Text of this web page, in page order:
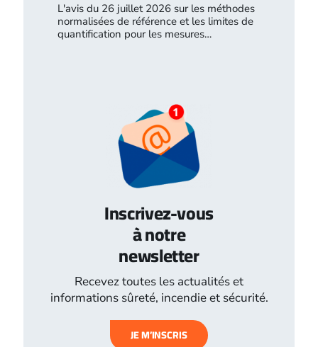
L'avis du 26 juillet 2026 sur les méthodes
normalisées de référence et les limites de
quantification pour les mesures…
Inscrivez-vous
à notre
newsletter
Recevez toutes les actualités et
informations sûreté, incendie et sécurité.
JE M’INSCRIS